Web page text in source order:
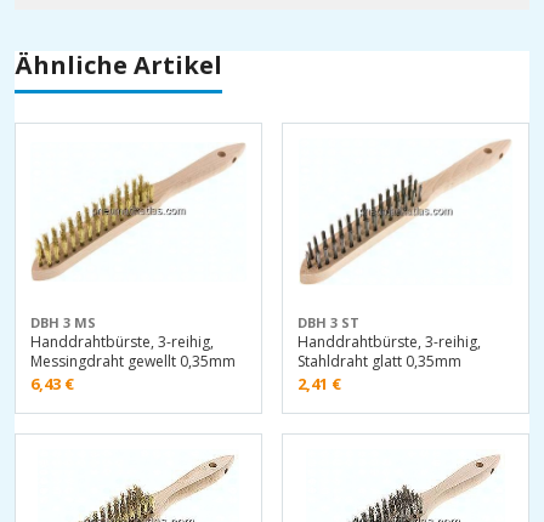
Ähnliche Artikel
DBH 3 MS
Handdrahtbürste, 3-reihig,
Messingdraht gewellt 0,35mm
6,43 €
DBH 3 ST
Handdrahtbürste, 3-reihig,
Stahldraht glatt 0,35mm
2,41 €